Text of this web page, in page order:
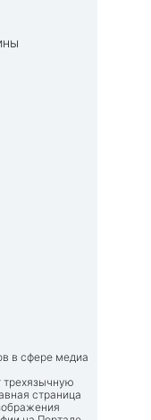
в сфере медиа
трехязычную
страница